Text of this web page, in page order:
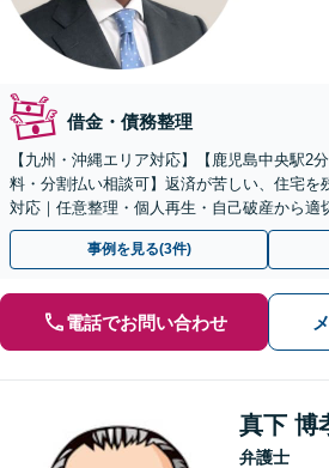
借金・債務整理
【九州・沖縄エリア対応】【鹿児島中央駅2
料・分割払い相談可】返済が苦しい、住宅を
対応｜任意整理・個人再生・自己破産から適
士歴10年以上】
事例を見る(3件)
電話でお問い合わせ
真下 博
弁護士